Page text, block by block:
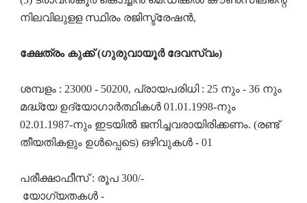
നിലവിലുളള സ്ഥിരം രജിസ്ട്രേഷൻ,
ക്ഷേത്രം കുക്ക് (ഗുരുവായൂർ ദേവസ്വം)
ശമ്പളം : 23000 - 50200, പ്രായപരിധി : 25 നും - 36 നും
മദ്ധ്യേ ഉദ്യോഗാർത്ഥികൾ 01.01.1998-നും
02.01.1987-നും ഇടയിൽ ജനിച്ചവരായിരിക്കണം. (രണ്ട്
തീയതികളും ഉൾപ്പെടെ) ഒഴിവുകൾ - 01
പരീക്ഷാഫീസ് : രൂപ 300/-
യോഗ്യതകൾ -